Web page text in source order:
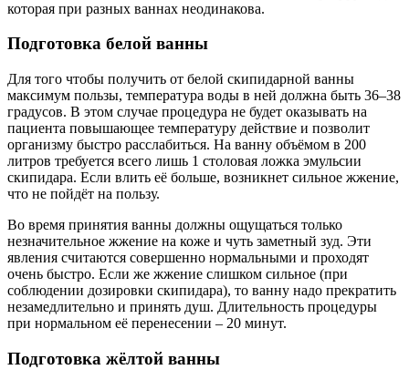
которая при разных ваннах неодинакова.
Подготовка белой ванны
Для того чтобы получить от белой скипидарной ванны
максимум пользы, температура воды в ней должна быть 36–38
градусов. В этом случае процедура не будет оказывать на
пациента повышающее температуру действие и позволит
организму быстро расслабиться. На ванну объёмом в 200
литров требуется всего лишь 1 столовая ложка эмульсии
скипидара. Если влить её больше, возникнет сильное жжение,
что не пойдёт на пользу.
Во время принятия ванны должны ощущаться только
незначительное жжение на коже и чуть заметный зуд. Эти
явления считаются совершенно нормальными и проходят
очень быстро. Если же жжение слишком сильное (при
соблюдении дозировки скипидара), то ванну надо прекратить
незамедлительно и принять душ. Длительность процедуры
при нормальном её перенесении – 20 минут.
Подготовка жёлтой ванны